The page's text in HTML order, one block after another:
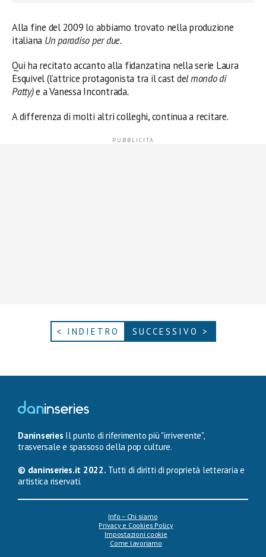
Alla fine del 2009 lo abbiamo trovato nella produzione
italiana Un paradiso per due.
Qui ha recitato accanto alla fidanzatina nella serie Laura
Esquivel (l’attrice protagonista tra il cast del mondo di
Patty)e a Vanessa Incontrada.
A differenza di molti altri colleghi, continua a recitare.
< INDIETRO SUCCESSIVO >
Daninseries Il punto di riferimento più "irriverente",
trasversale e spassoso della pop culture.
© daninseries.it 2022. Tutti di diritti di proprietà letteraria e
artistica riservati.
Info – Chi siamo
Privacy e Cookies Policy
Impostazioni cookie
Come lavoriamo